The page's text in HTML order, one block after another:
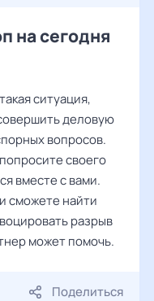
на сегодня
ситуация,
деловую
вопросов.
своего
вместе с вами.
сможете найти
разрыв
может помочь.
Поделиться